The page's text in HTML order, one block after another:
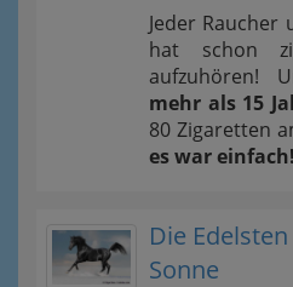
Jeder Raucher
hat schon
aufzuhören!
mehr als 15
80 Zigaretten
es war einfach!
Die
Sonne